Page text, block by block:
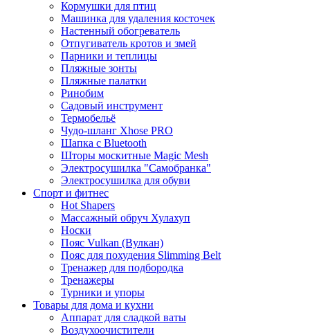
Кормушки для птиц
Машинка для удаления косточек
Настенный обогреватель
Отпугиватель кротов и змей
Парники и теплицы
Пляжные зонты
Пляжные палатки
Ринобим
Садовый инструмент
Термобельё
Чудо-шланг Xhose PRO
Шапка с Bluetooth
Шторы москитные Magic Mesh
Электросушилка "Самобранка"
Электросушилка для обуви
Спорт и фитнес
Hot Shapers
Массажный обруч Хулахуп
Носки
Пояс Vulkan (Вулкан)
Пояс для похудения Slimming Belt
Тренажер для подбородка
Тренажеры
Турники и упоры
Товары для дома и кухни
Аппарат для сладкой ваты
Воздухоочистители